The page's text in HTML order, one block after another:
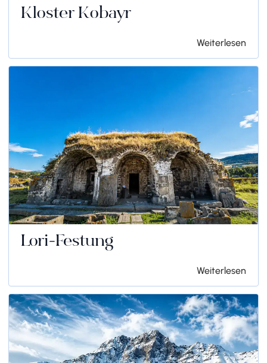
Kloster Kobayr
Weiterlesen
Lori-Festung
Weiterlesen